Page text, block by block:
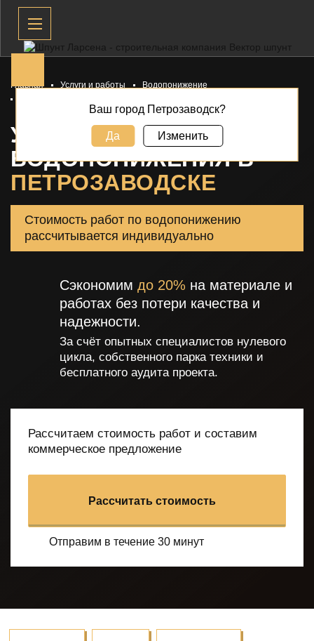
Главная Услуги и работы
Водопонижение
УСТАНОВКИ ДЛЯ
ВОДОПОНИЖЕНИЯ В
ПЕТРОЗАВОДСКЕ
Стоимость работ по водопонижению
рассчитывается индивидуально
Сэкономим до 20% на материале и
работах без потери качества и
надежности.
За счёт опытных специалистов нулевого
цикла, собственного парка техники и
бесплатного аудита проекта.
Рассчитаем стоимость работ и составим
коммерческое предложение
Рассчитать стоимость
Отправим в течение 30 минут
Ваш город Петрозаводск?
Да Изменить